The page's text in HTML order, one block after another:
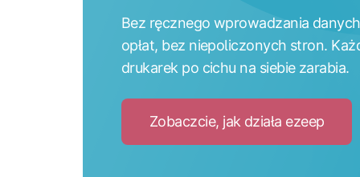
Bez ręcznego wprowadzania
opłat, bez niepoliczonych stron.
drukarek po cichu na siebie zarabia.
Zobaczcie, jak działa ezeep
to